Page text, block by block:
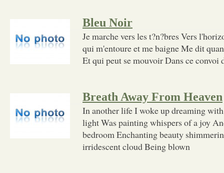
Bleu Noir
Je marche vers les t?n?bres Vers
qui m'entoure et me baigne Me dit
Et qui peut se mouvoir Dans ce convoi
Breath Away From Heaven
In another life I woke up dreaming
light Was painting whispers of a joy
bedroom Enchanting beauty
irridescent cloud Being blown